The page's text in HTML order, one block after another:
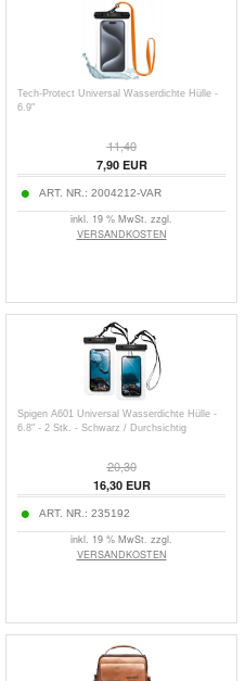
Tech-Protect Universal Wasserdichte Hülle -
6.9"
11,40
7,90EUR
ART. NR.: 2004212-VAR
inkl. 19 % MwSt. zzgl.
VERSANDKOSTEN
Spigen A601 Universal Wasserdichte Hülle -
6.8" - 2 Stk. - Schwarz / Durchsichtig
20,30
16,30EUR
ART. NR.: 235192
inkl. 19 % MwSt. zzgl.
VERSANDKOSTEN